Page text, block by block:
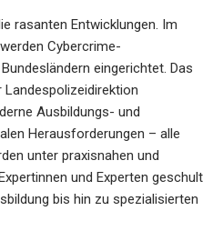
rasanten Entwicklungen. Im
Cybercrime-
eingerichtet. Das
Ausbildungs- und
Herausforderungen – alle
unter praxisnahen und
und Experten geschult
bis hin zu spezialisierten